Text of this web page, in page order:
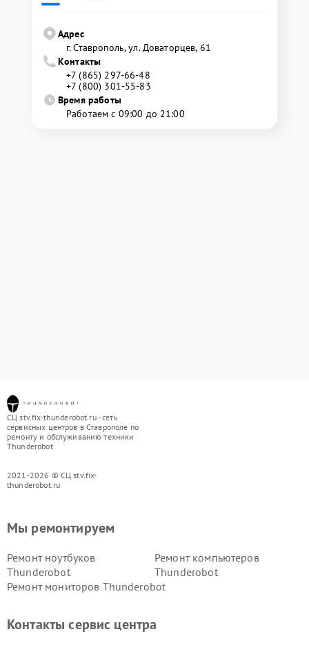
Адрес
г. Ставрополь, ул. Доваторцев, 61
Контакты
+7 (865) 297-66-48
+7 (800) 301-55-83
Время работы
Работаем с 09:00 до 21:00
СЦ stv.fix-thunderobot.ru - сеть
сервисных центров в Ставрополе по
ремонту и обслуживанию техники
Thunderobot
2021-2026 © СЦ stv.fix-
thunderobot.ru
Мы ремонтируем
Ремонт ноутбуков
Thunderobot
Ремонт компьютеров
Thunderobot
Ремонт мониторов Thunderobot
Контакты сервис центра